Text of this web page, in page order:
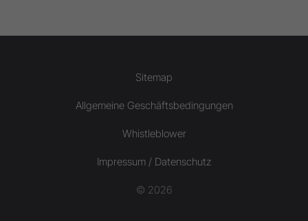
Sitemap
Allgemeine Geschäftsbedingungen
Whistleblower
Impressum / Datenschutz
© 2026